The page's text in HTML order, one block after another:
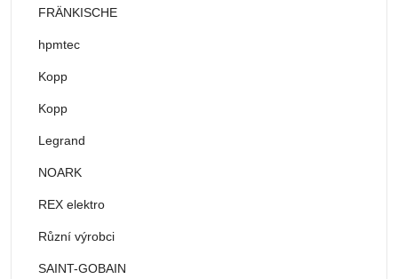
FRÄNKISCHE
hpmtec
Kopp
Kopp
Legrand
NOARK
REX elektro
Různí výrobci
SAINT-GOBAIN